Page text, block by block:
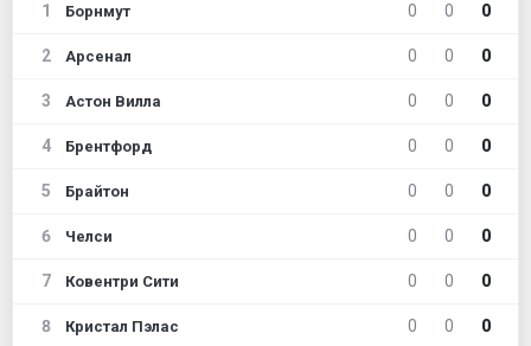
1 Борнмут 0 0 0
2 Арсенал 0 0 0
3 Астон Вилла 0 0 0
4 Брентфорд 0 0 0
5 Брайтон 0 0 0
6 Челси 0 0 0
7 Ковентри Сити 0 0 0
8 Кристал Пэлас 0 0 0